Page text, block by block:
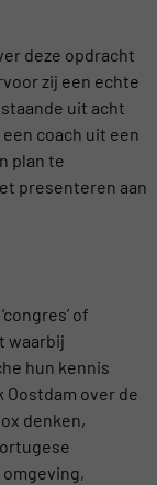
deze opdracht
zij een echte
uit acht
coach uit een
plan te
presenteren aan
of
waarbij
hun kennis
over de
denken,